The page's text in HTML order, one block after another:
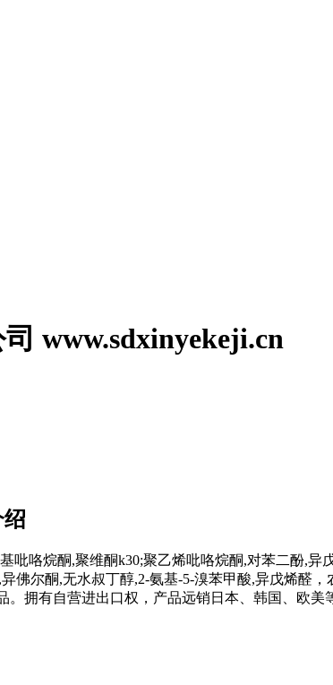
www.sdxinyekeji.cn
吡咯烷酮,聚维酮k30;聚乙烯吡咯烷酮,对苯二酚,
佛尔酮,无水叔丁醇,2-氨基-5-溴苯甲酸,异戊烯醛
拥有自营进出口权，产品远销日本、韩国、欧美